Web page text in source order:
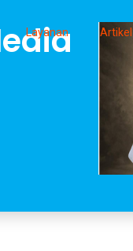
Layanan Artikel